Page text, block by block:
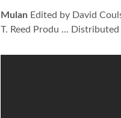
Mulan Edited by David
T. Reed Produ ...